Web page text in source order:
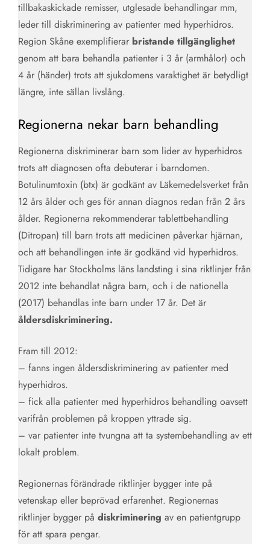
tillbakaskickade remisser, utglesade behandlingar mm,
leder till diskriminering av patienter med hyperhidros.
Region Skåne exemplifierar bristande tillgänglighet
genom att bara behandla patienter i 3 år (armhålor) och
4 år (händer) trots att sjukdomens varaktighet är betydligt
längre, inte sällan livslång.
Regionerna nekar barn behandling
Regionerna diskriminerar barn som lider av hyperhidros
trots att diagnosen ofta debuterar i barndomen.
Botulinumtoxin (btx) är godkänt av Läkemedelsverket från
12 års ålder och ges för annan diagnos redan från 2 års
ålder. Regionerna rekommenderar tablettbehandling
(Ditropan) till barn trots att medicinen påverkar hjärnan,
och att behandlingen inte är godkänd vid hyperhidros.
Tidigare har Stockholms läns landsting i sina riktlinjer från
2012 inte behandlat några barn, och i de nationella
(2017) behandlas inte barn under 17 år. Det är
åldersdiskriminering.
Fram till 2012:
– fanns ingen åldersdiskriminering av patienter med
hyperhidros.
– fick alla patienter med hyperhidros behandling oavsett
varifrån problemen på kroppen yttrade sig.
– var patienter inte tvungna att ta systembehandling av ett
lokalt problem.
Regionernas förändrade riktlinjer bygger inte på
vetenskap eller beprövad erfarenhet. Regionernas
riktlinjer bygger på diskriminering av en patientgrupp
för att spara pengar.